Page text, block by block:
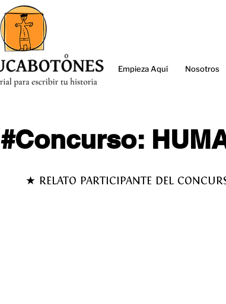
MENÚ
Empieza Aquí Nosotros
#Concurso:
★ RELATO PARTICIPANTE DEL